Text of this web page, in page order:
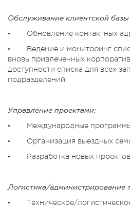
Обслуживание клиентской
• Обновление контактных
• Ведение и мониторинг
вновь привлеченных
доступности списка для всех
подразделений.
Управление проектами:
• Международные программы
• Организация выездных
• Разработка новых проектов.
Логистика/администрирование
• Техническое/